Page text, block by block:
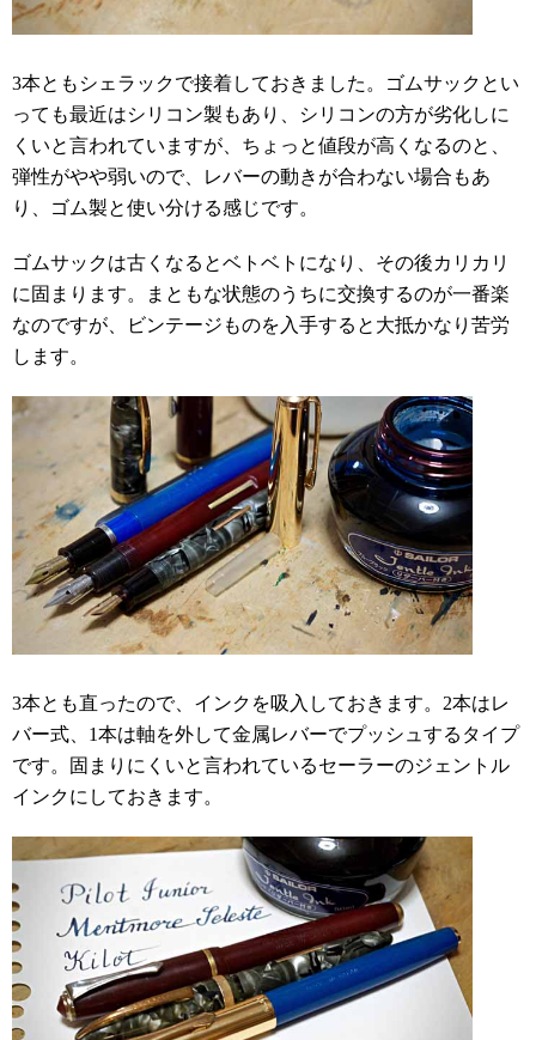
3本ともシェラックで接着しておきました。ゴムサックとい
っても最近はシリコン製もあり、シリコンの方が劣化しに
くいと言われていますが、ちょっと値段が高くなるのと、
弾性がやや弱いので、レバーの動きが合わない場合もあ
り、ゴム製と使い分ける感じです。
ゴムサックは古くなるとベトベトになり、その後カリカリ
に固まります。まともな状態のうちに交換するのが一番楽
なのですが、ビンテージものを入手すると大抵かなり苦労
します。
3本とも直ったので、インクを吸入しておきます。2本はレ
バー式、1本は軸を外して金属レバーでプッシュするタイプ
です。固まりにくいと言われているセーラーのジェントル
インクにしておきます。